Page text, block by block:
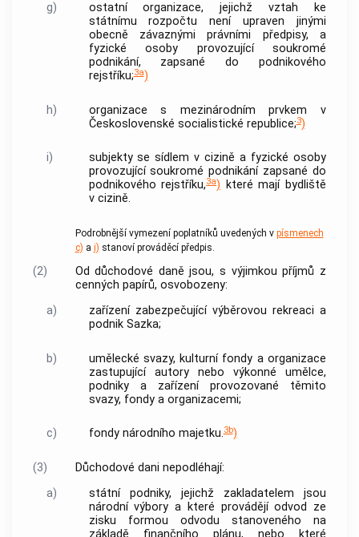
g)
ostatní organizace, jejichž vztah ke
státnímu rozpočtu není upraven jinými
obecně závaznými právními předpisy, a
fyzické osoby provozující soukromé
podnikání, zapsané do podnikového
rejstříku;3a)
h)
organizace s mezinárodním prvkem v
Československé socialistické republice;3)
i)
subjekty se sídlem v cizině a fyzické osoby
provozující soukromé podnikání zapsané do
podnikového rejstříku,3a) které mají bydliště
v cizině.
Podrobnější vymezení poplatníků uvedených v písmenech
c) a i) stanoví prováděcí předpis.
(2)
Od důchodové daně jsou, s výjimkou příjmů z
cenných papírů, osvobozeny:
a)
zařízení zabezpečující výběrovou rekreaci a
podnik Sazka;
b)
umělecké svazy, kulturní fondy a organizace
zastupující autory nebo výkonné umělce,
podniky a zařízení provozované těmito
svazy, fondy a organizacemi;
c) fondy národního majetku.3b)
(3)
Důchodové dani nepodléhají:
a)
státní podniky, jejichž zakladatelem jsou
národní výbory a které provádějí odvod ze
zisku formou odvodu stanoveného na